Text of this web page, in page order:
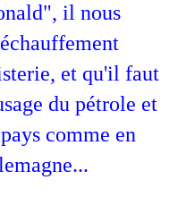
il nous
et qu'il faut
du pétrole et
comme en